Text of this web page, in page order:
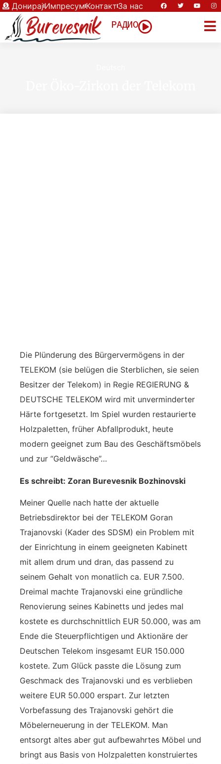
ДонирајИмпресумКонтактЗа нас
РАДИО
Die Plünderung des Bürgervermögens in der
TELEKOM (sie belügen die Sterblichen, sie seien
Besitzer der Telekom) in Regie REGIERUNG &
DEUTSCHE TELEKOM wird mit unverminderter
Härte fortgesetzt. Im Spiel wurden restaurierte
Holzpaletten, früher Abfallprodukt, heute
modern geeignet zum Bau des Geschäftsmöbels
und zur “Geldwäsche”…
Es schreibt: Zoran Burevesnik Bozhinovski
Meiner Quelle nach hatte der aktuelle
Betriebsdirektor bei der TELEKOM Goran
Trajanovski (Kader des SDSM) ein Problem mit
der Einrichtung in einem geeigneten Kabinett
mit allem drum und dran, das passend zu
seinem Gehalt von monatlich ca. EUR 7.500.
Dreimal machte Trajanovski eine gründliche
Renovierung seines Kabinetts und jedes mal
kostete es durchschnittlich EUR 50.000, was am
Ende die Steuerpflichtigen und Aktionäre der
Deutschen Telekom insgesamt EUR 150.000
kostete. Zum Glück passte die Lösung zum
Geschmack des Trajanovski und es verblieben
weitere EUR 50.000 erspart. Zur letzten
Vorbefassung des Trajanovski gehört die
Möbelerneuerung in der TELEKOM. Man
entsorgt altes aber gut aufbewahrtes Möbel und
bringt aus Basis von Holzpaletten konstruiertes